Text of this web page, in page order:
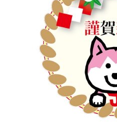
JKCの歴史
ディスクロージャー（情報公
有識者会議の提言について
子犬の申請について
チャンピオンタイトル
チャンピオンについて(ドッ
ロイヤルカナンアワードにつ
JKCブリーディングアワード
ジュニアハンドラーとは
自由研究<犬について詳しく
ジャックお面を作ってあそぼ